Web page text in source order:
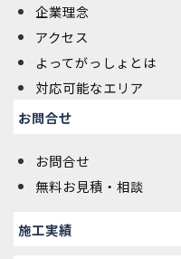
企業理念
アクセス
よってがっしょとは
対応可能なエリア
お問合せ
お問合せ
無料お見積・相談
施工実績